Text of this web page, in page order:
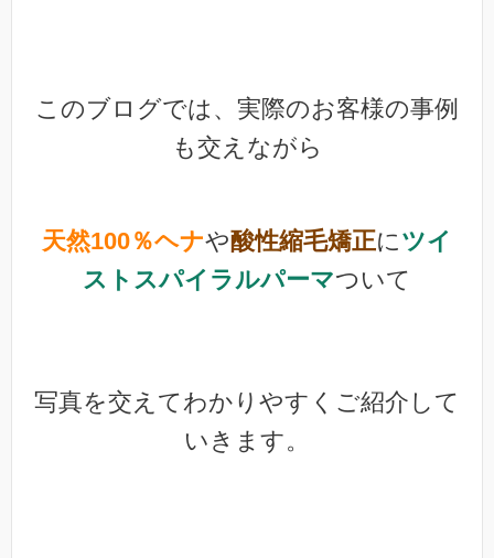
このブログでは、実際のお客様の事例
も交えながら
天然100％ヘナや酸性縮毛矯正にツイ
ストスパイラルパーマついて
写真を交えてわかりやすくご紹介して
いきます。